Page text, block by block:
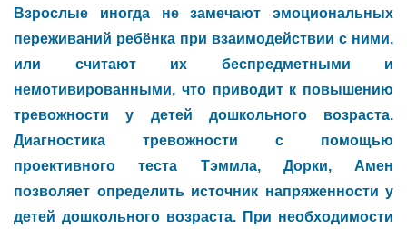
Взрослые иногда не замечают эмоциональных
переживаний ребёнка при взаимодействии с ними,
или считают их беспредметными и
немотивированными, что приводит к повышению
тревожности у детей дошкольного возраста.
Диагностика тревожности с помощью
проективного теста Тэммла, Дорки, Амен
позволяет определить источник напряженности у
детей дошкольного возраста. При необходимости